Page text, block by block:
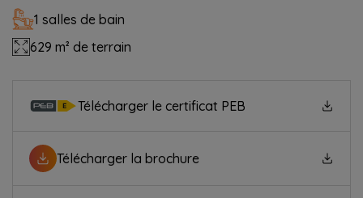
1 salles de bain
629 m² de terrain
Télécharger le certificat PEB
Télécharger la brochure